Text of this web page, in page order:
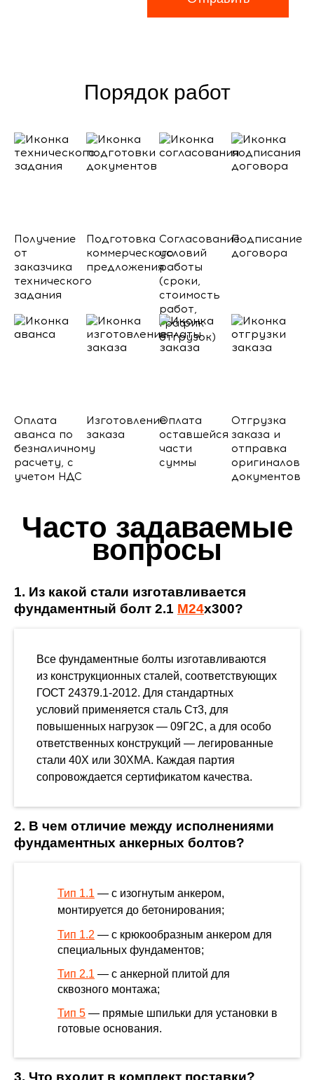
Порядок работ
Получение
от
заказчика
технического
задания
Подготовка
коммерческого
предложения
Согласование
условий
работы
(сроки,
стоимость
работ,
график
отгрузок)
Подписание
договора
Оплата
аванса по
безналичному
расчету, с
учетом НДС
Изготовление
заказа
Оплата
оставшейся
части
суммы
Отгрузка
заказа и
отправка
оригиналов
документов
Часто задаваемые
вопросы
1. Из какой стали изготавливается
фундаментный болт 2.1 М24х300?
Все фундаментные болты изготавливаются
из конструкционных сталей, соответствующих
ГОСТ 24379.1-2012. Для стандартных
условий применяется сталь Ст3, для
повышенных нагрузок — 09Г2С, а для особо
ответственных конструкций — легированные
стали 40Х или 30ХМА. Каждая партия
сопровождается сертификатом качества.
2. В чем отличие между исполнениями
фундаментных анкерных болтов?
Тип 1.1 — с изогнутым анкером,
монтируется до бетонирования;
Тип 1.2 — с крюкообразным анкером для
специальных фундаментов;
Тип 2.1 — с анкерной плитой для
сквозного монтажа;
Тип 5 — прямые шпильки для установки в
готовые основания.
3. Что входит в комплект поставки?